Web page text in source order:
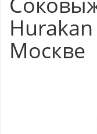
Hurakan
Москве